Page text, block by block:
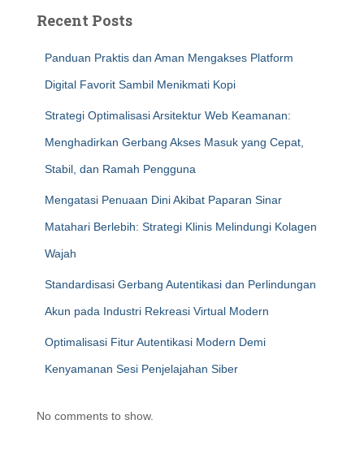
Recent Posts
Panduan Praktis dan Aman Mengakses Platform
Digital Favorit Sambil Menikmati Kopi
Strategi Optimalisasi Arsitektur Web Keamanan:
Menghadirkan Gerbang Akses Masuk yang Cepat,
Stabil, dan Ramah Pengguna
Mengatasi Penuaan Dini Akibat Paparan Sinar
Matahari Berlebih: Strategi Klinis Melindungi Kolagen
Wajah
Standardisasi Gerbang Autentikasi dan Perlindungan
Akun pada Industri Rekreasi Virtual Modern
Optimalisasi Fitur Autentikasi Modern Demi
Kenyamanan Sesi Penjelajahan Siber
No comments to show.